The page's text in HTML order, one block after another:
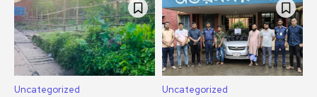
Uncategorized Uncategorized